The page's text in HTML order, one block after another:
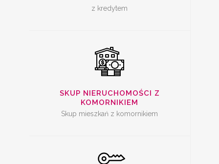
z kredytem
SKUP NIERUCHOMOŚCI Z
KOMORNIKIEM
Skup mieszkań z komornikiem
SKUP ZADŁUŻONYCH